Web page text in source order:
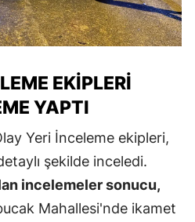
EKIPLERI
YAPTI
Yeri İnceleme ekipleri,
şekilde inceledi.
incelemeler sonucu,
Mahallesi'nde ikamet